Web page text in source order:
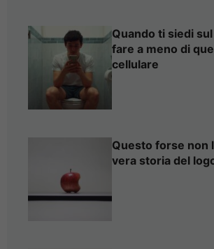
Quando ti siedi
fare a meno di
cellulare
Questo forse non
vera storia del